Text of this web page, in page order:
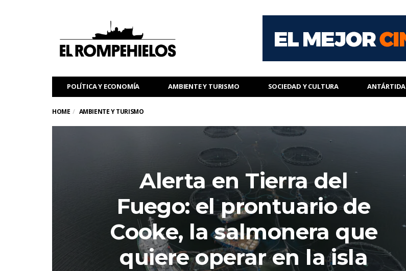
POLÍTICA Y ECONOMÍA AMBIENTE Y TURISMO SOCIEDAD Y CULTURA ANTÁRTIDA
HOME AMBIENTE Y TURISMO
Alerta en Tierra del
Fuego: el prontuario de
Cooke, la salmonera que
quiere operar en la isla